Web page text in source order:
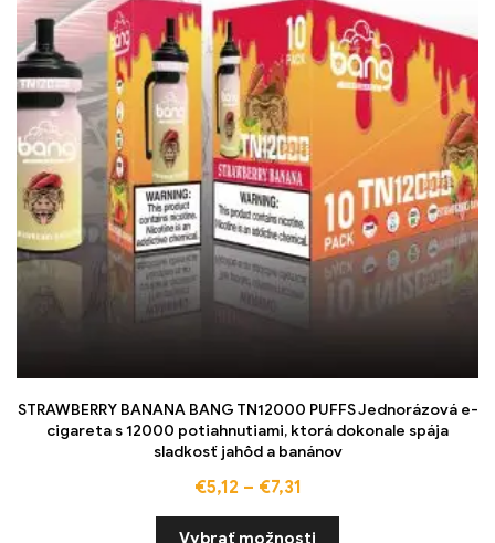
STRAWBERRY BANANA BANG TN12000 PUFFS Jednorázová e-
cigareta s 12000 potiahnutiami, ktorá dokonale spája
sladkosť jahôd a banánov
€5,12 – €7,31
Vybrať možnosti